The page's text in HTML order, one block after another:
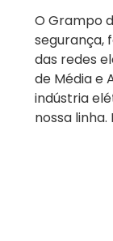
O Grampo
segurança,
das redes
de Média e
indústria
nossa